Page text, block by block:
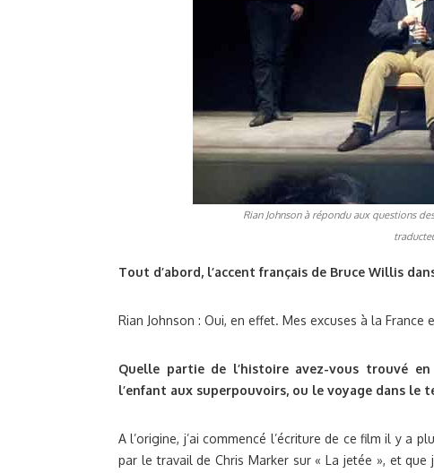
Rian Johnson à répondu aux questions
Tout d’abord, l’accent français de Bruce Willis
Rian Johnson : Oui, en effet. Mes excuses à la France
Quelle partie de l’histoire avez-vous trouvé
l’enfant aux superpouvoirs, ou le voyage dans le
A l’origine, j’ai commencé l’écriture de ce film il y a
par le travail de Chris Marker sur « La jetée », et